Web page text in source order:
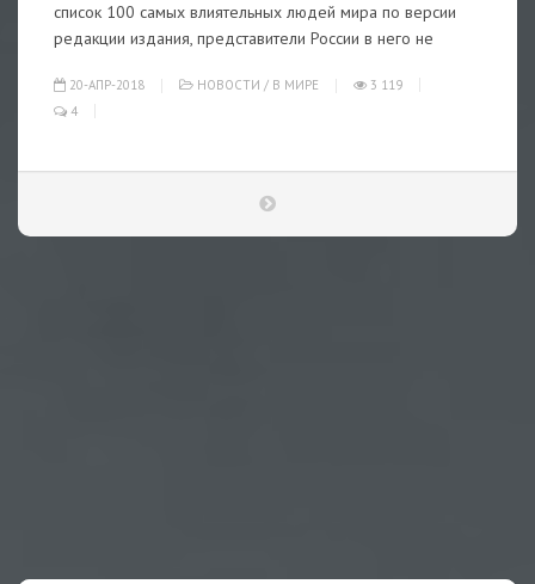
список 100 самых влиятельных людей мира по версии
редакции издания, представители России в него не
20-АПР-2018 НОВОСТИ / В МИРЕ
3 119
4